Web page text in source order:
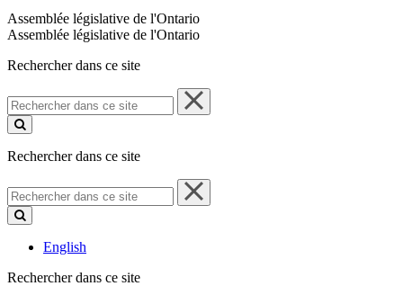
Assemblée législative de l'Ontario
Assemblée législative de l'Ontario
Rechercher dans ce site
Rechercher
dans
ce
Rechercher dans ce site
Rechercher
dans
ce
English
Rechercher dans ce site